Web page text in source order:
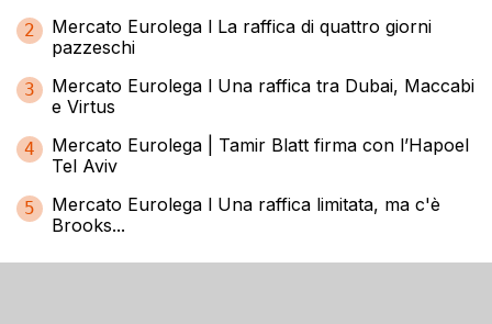
2
Mercato Eurolega l La raffica di quattro giorni
pazzeschi
3
Mercato Eurolega l Una raffica tra Dubai, Maccabi
e Virtus
4
Mercato Eurolega | Tamir Blatt firma con l’Hapoel
Tel Aviv
5
Mercato Eurolega l Una raffica limitata, ma c'è
Brooks...